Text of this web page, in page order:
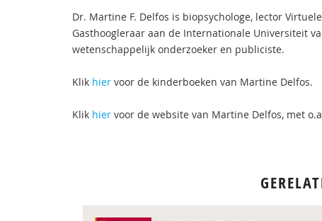
Dr. Martine F. Delfos is biopsychologe, lector
Gasthoogleraar aan de Internationale Universiteit
wetenschappelijk onderzoeker en publiciste.
Klik hier voor de kinderboeken van Martine Delfos.
Klik hier voor de website van Martine Delfos, met